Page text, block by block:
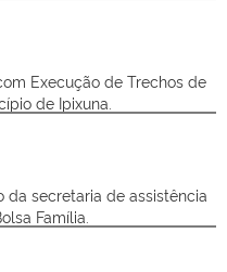
Execução de Trechos de
de Ipixuna.
da secretaria de assistência
Família.